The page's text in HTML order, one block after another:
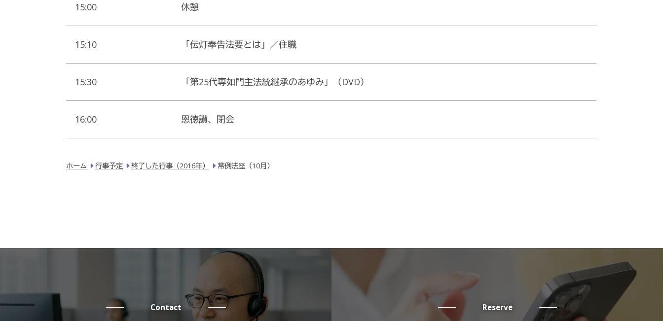
15:00 休憩
15:10 「伝灯奉告法要とは」／住職
15:30 「第25代専如門主法統継承のあゆみ」（DVD）
16:00 恩徳讃、閉会
ホーム 行事予定 終了した行事（2016年） 常例法座（10月）
Contact Reserve